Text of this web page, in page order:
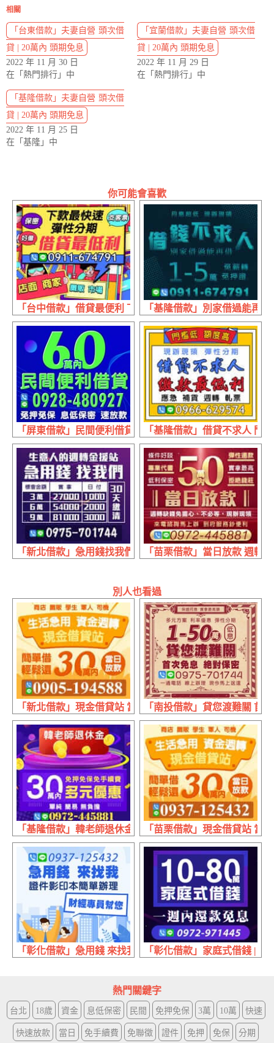
相關
「台東借款」夫妻自營 頭次借
貸 | 20萬內 頭期免息
2022 年 11 月 30 日
在「熱門排行」中
「宜蘭借款」夫妻自營 頭次借
貸 | 20萬內 頭期免息
2022 年 11 月 29 日
在「熱門排行」中
「基隆借款」夫妻自營 頭次借
貸 | 20萬內 頭期免息
2022 年 11 月 25 日
在「基隆」中
你可能會喜歡
「台中借款」借貸最便利 下款最快速| 彈性分期 保密好借
「基隆借款」別家借過能再
「屏東借款」民間便利借貸 免押免保 | 60萬內 息低保密速
「基隆借款」借貸不求人 門
「新北借款」急用錢找我們 日付30天繳清 | 3萬實拿27000
「苗栗借款」當日放款 週轉
別人也看過
「新北借款」現金借貸站 當日放款 | 30萬內 生活急用資金
「南投借款」貸您渡難關 首
「基隆借款」韓老師退休金 單純簡易無負擔 | 30萬內 免押
「苗栗借款」現金借貸站 當
「彰化借款」急用錢 來找我 | 證件影印本 簡單辦理
「彰化借款」家庭式借錢 |
熱門關鍵字
台北 18歲 資金 息低保密 民間 免押免保 3萬 10萬 快速
快速放款 當日 免手續費 免聯徵 證件 免押 免保 分期